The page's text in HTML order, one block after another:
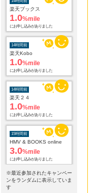
14時間前
楽天Kobo
1.0%mile
にお申し込みがありました
14時間前
楽天２４
1.0%mile
にお申し込みがありました
15時間前
HMV & BOOKS online
3.0%mile
にお申し込みがありました
20時間前
Yahoo!ショッピング
2.0
にお申し込みがありました
※最近参加されたキャンペー
ンをランダムに表示していま
す